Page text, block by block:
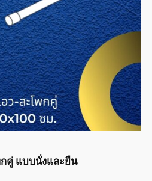
คู่ แบบนั่งและยืน